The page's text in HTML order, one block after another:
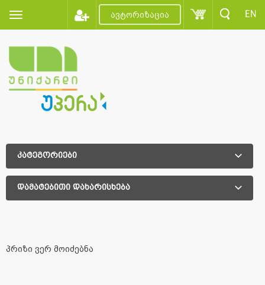
ავტორიზაცია EN
კატეგორიები
დამატებითი დახარისხება
პრიზი ვერ მოიძებნა